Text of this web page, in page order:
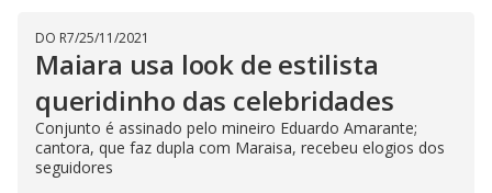
e
o
DO R7/25/11/2021
Maiara usa look de estilista
queridinho das celebridades
Conjunto é assinado pelo mineiro Eduardo Amarante;
cantora, que faz dupla com Maraisa, recebeu elogios dos
seguidores